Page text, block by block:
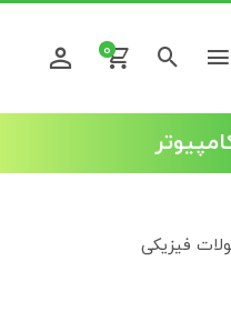
0
فیزیکی